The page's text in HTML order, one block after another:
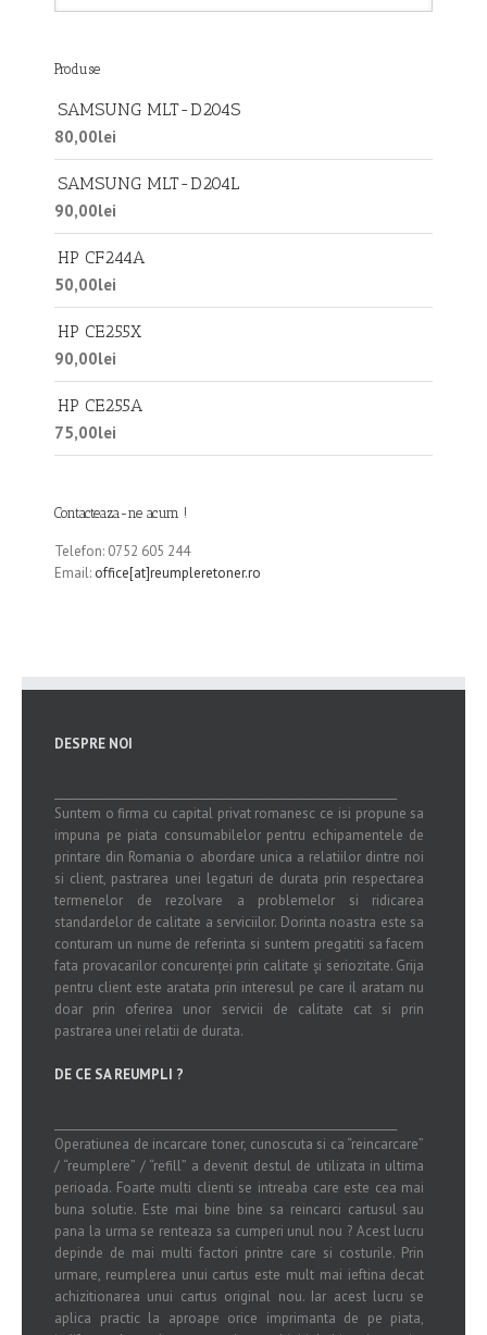
Produse
SAMSUNG MLT-D204S
80,00lei
SAMSUNG MLT-D204L
90,00lei
HP CF244A
50,00lei
HP CE255X
90,00lei
HP CE255A
75,00lei
Contacteaza-ne acum !
Telefon: 0752 605 244
Email: office[at]reumpleretoner.ro
DESPRE NOI
Suntem o firma cu capital privat romanesc ce isi propune sa
impuna pe piata consumabilelor pentru echipamentele de
printare din Romania o abordare unica a relatiilor dintre noi
si client, pastrarea unei legaturi de durata prin respectarea
termenelor de rezolvare a problemelor si ridicarea
standardelor de calitate a serviciilor. Dorinta noastra este sa
conturam un nume de referinta si suntem pregatiti sa facem
fata provacarilor concurenței prin calitate și seriozitate. Grija
pentru client este aratata prin interesul pe care il aratam nu
doar prin oferirea unor servicii de calitate cat si prin
pastrarea unei relatii de durata.
DE CE SA REUMPLI ?
Operatiunea de incarcare toner, cunoscuta si ca “reincarcare”
/ “reumplere” / “refill” a devenit destul de utilizata in ultima
perioada. Foarte multi clienti se intreaba care este cea mai
buna solutie. Este mai bine bine sa reincarci cartusul sau
pana la urma se renteaza sa cumperi unul nou ? Acest lucru
depinde de mai multi factori printre care si costurile. Prin
urmare, reumplerea unui cartus este mult mai ieftina decat
achizitionarea unui cartus original nou. Iar acest lucru se
aplica practic la aproape orice imprimanta de pe piata,